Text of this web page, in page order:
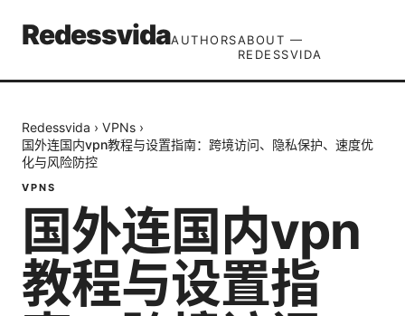
RedessvidaAUTHORSABOUT —
REDESSVIDA
Redessvida › VPNs ›
国外连国内vpn教程与设置指南：跨境访问、隐私保护、速度优
化与风险防控
VPNS
国外连国内vpn
教程与设置指